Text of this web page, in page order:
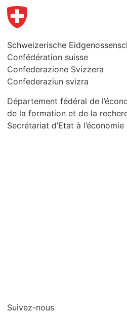
Schweizerische
Confédération suisse
Confederazione Svizzera
Confederaziun svizra
Département fédéral de
de la formation et de la
Secrétariat d’Etat à l’économie
Suivez-nous